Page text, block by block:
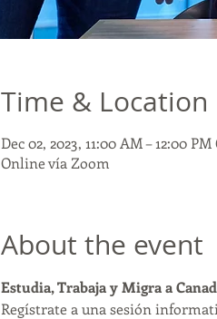
Time & Location
Dec 02, 2023, 11:00 AM – 12:00 PM
Online vía Zoom
About the event
Estudia, Trabaja y Migra a
Regístrate a una sesión